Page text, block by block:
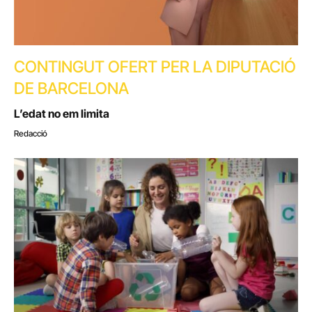
CONTINGUT OFERT PER LA DIPUTACIÓ
DE BARCELONA
L’edat no em limita
Redacció